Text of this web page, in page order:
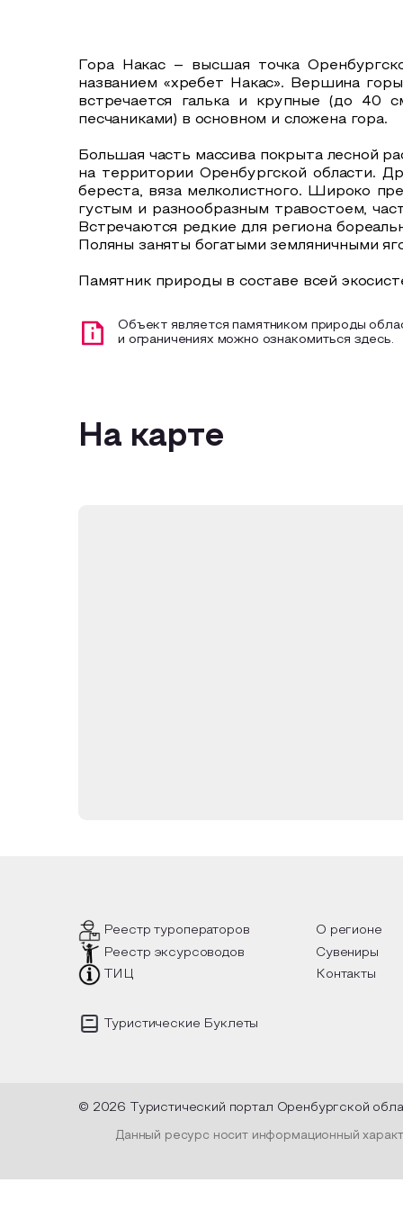
Гора Накас – высшая точка
названием «хребет Накас». Вершина
встречается галька и крупные (до 40
песчаниками) в основном и сложена гора.
Большая часть массива покрыта лесной
на территории Оренбургской области.
береста, вяза мелколистного. Широко
густым и разнообразным травостоем,
Встречаются редкие для региона
Поляны заняты богатыми земляничными
Памятник природы в составе всей
Объект является памятником природы
и ограничениях можно ознакомиться здесь.
На карте
Реестр туроператоров О регионе
Реестр эксурсоводов
Сувениры
ТИЦ
Контакты
Туристические Буклеты
© 2026 Туристический портал Оренбургской
Данный ресурс носит информационный